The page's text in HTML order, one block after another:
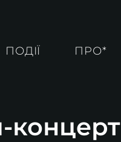
ПОДІЇ ПРО*
концерт